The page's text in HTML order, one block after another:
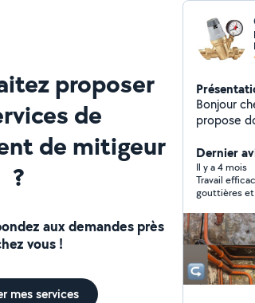
proposer
de
de mitigeur
?
aux demandes près
vous !
mes services
Bonjour chers clients, Je
propose
Cuisine
exemple : Dépannage en électricité, Recherche et
Pose de luminaires,
de
électriques, Pose et raccordement de ballons
chaude, Pose et raccordement de prises RJ, posé
carrelage,
Pose
Dernier
Il y a 4 mois
Travail
gouttières et